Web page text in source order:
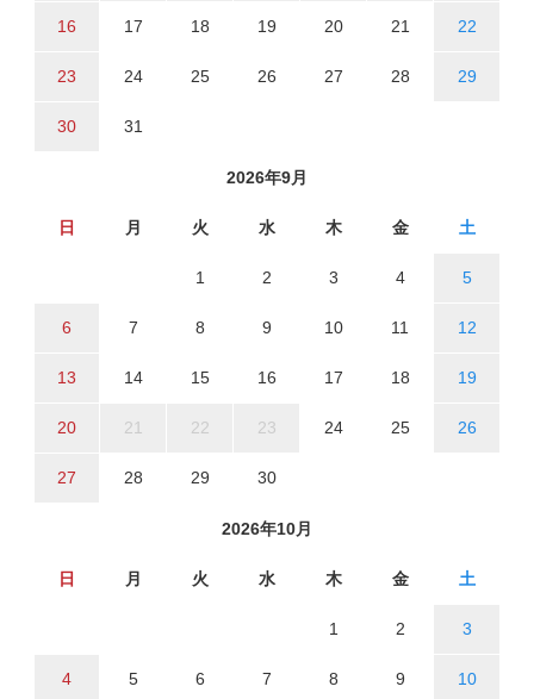
16 17 18 19 20 21 22
23 24 25 26 27 28 29
30 31
2026年9月
日 月 火 水 木 金 土
1 2 3 4 5
6 7 8 9 10 11 12
13 14 15 16 17 18 19
20 21 22 23 24 25 26
27 28 29 30
2026年10月
日 月 火 水 木 金 土
1 2 3
4 5 6 7 8 9 10